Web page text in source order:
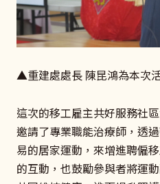
▲重建處處長 陳昆鴻為本次
這次的移工雇主共好服務社
邀請了專業職能治療師，透
易的居家運動，來增進聘僱
的互動，也鼓勵參與者將運